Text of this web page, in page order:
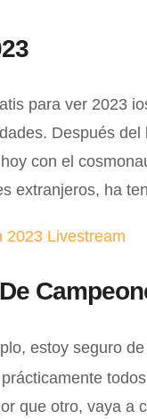
para ver 2023
Después
con el
extranjeros, ha
2023 Livestream
estoy seguro
que otro, vaya a